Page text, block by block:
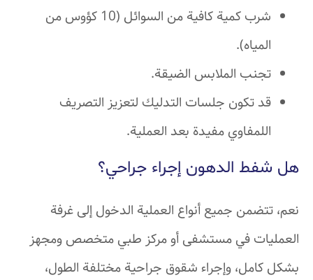
شرب كمية كافية من السوائل (10 كؤوس من
المياه).
تجنب الملابس الضيقة.
قد تكون جلسات التدليك لتعزيز التصريف
اللمفاوي مفيدة بعد العملية.
هل شفط الدهون إجراء جراحي؟
نعم، تتضمن جميع أنواع العملية الدخول إلى غرفة
العمليات في مستشفى أو مركز طبي متخصص ومجهز
بشكل كامل، وإجراء شقوق جراحية مختلفة الطول،